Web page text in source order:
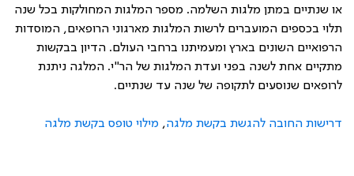
או שנתיים במתן מלגות השלמה. מספר המלגות המחולקות בכל שנה
תלוי בכספים המועברים לרשות המלגות מארגוני הרופאים, המוסדות
הרפואיים השונים בארץ ומעמיתנו ברחבי העולם. הדיון בבקשות
מתקיים אחת לשנה בפני ועדת המלגות של הר"י. המלגה ניתנת
לרופאים שנוסעים לתקופה של שנה עד שנתיים.
דרישות החובה להגשת בקשת מלגה, מילוי טופס בקשת מלגה